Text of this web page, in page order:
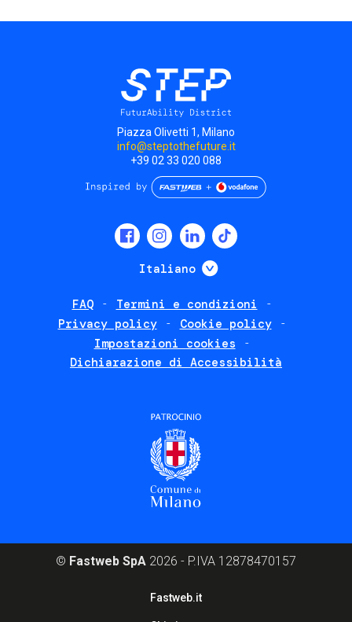
Piazza Olivetti 1, Milano
info@steptothefuture.it
+39 02 33 020 088
Italiano Mostra ulteriori
FAQ
Termini e condizioni
Privacy policy
Cookie policy
Impostazioni cookies
Dichiarazione di Accessibilità
© Fastweb SpA 2026 - P.IVA 12878470157
Fastweb.it